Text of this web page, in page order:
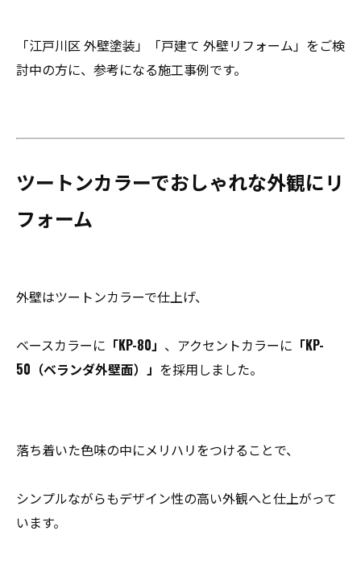
「江戸川区 外壁塗装」「戸建て 外壁リフォーム」をご検
討中の方に、参考になる施工事例です。
ツートンカラーでおしゃれな外観にリ
フォーム
外壁はツートンカラーで仕上げ、
ベースカラーに 「KP-80」 、アクセントカラーに 「KP-
50（ベランダ外壁面）」 を採用しました。
落ち着いた色味の中にメリハリをつけることで、
シンプルながらもデザイン性の高い外観へと仕上がって
います。